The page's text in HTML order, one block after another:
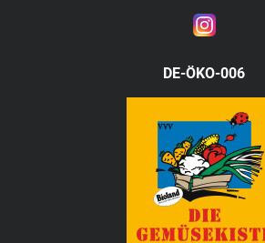
DE-ÖKO-006